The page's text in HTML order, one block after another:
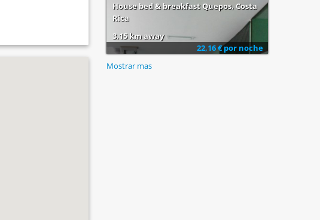
House bed & breakfast Quepos, Costa
Rica
3.15 km away
22,16 € por noche
Mostrar mas